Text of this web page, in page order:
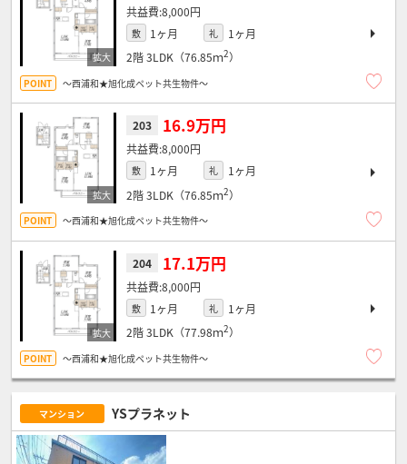
8,000円
敷 1ヶ月 礼
1ヶ月
2階3LDK（76.85ｍ2）
～西浦和★旭化成ペット共生物件～
203 16.9万円
8,000円
敷 1ヶ月 礼
1ヶ月
2階3LDK（76.85ｍ2）
～西浦和★旭化成ペット共生物件～
204 17.1万円
8,000円
敷 1ヶ月 礼
1ヶ月
2階3LDK（77.98ｍ2）
～西浦和★旭化成ペット共生物件～
マンション YSプラネット